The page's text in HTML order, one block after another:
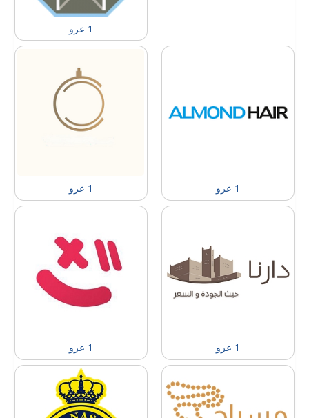
1 عرو
1 عرو 1 عرو
1 عرو 1 عرو